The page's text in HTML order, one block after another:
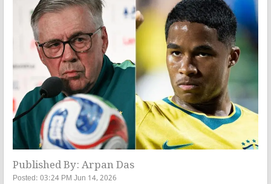
Published By: Arpan Das
Posted: 03:24 PM Jun 14, 2026